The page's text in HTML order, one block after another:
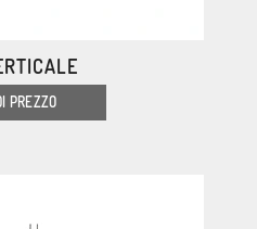
PREZZO